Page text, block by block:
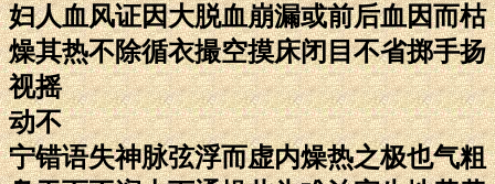
妇人血风证因大脱血崩漏或前后血因而枯
燥其热不除循衣撮空摸床闭目不省掷手扬
视摇
动不
宁错语失神脉弦浮而虚内燥热之极也气粗